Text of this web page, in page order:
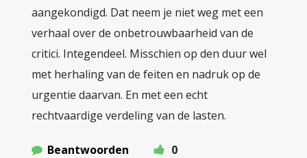
aangekondigd. Dat neem je niet weg met een
verhaal over de onbetrouwbaarheid van de
critici. Integendeel. Misschien op den duur wel
met herhaling van de feiten en nadruk op de
urgentie daarvan. En met een echt
rechtvaardige verdeling van de lasten.
Beantwoorden
0